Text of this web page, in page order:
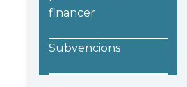
financer
Subvencions